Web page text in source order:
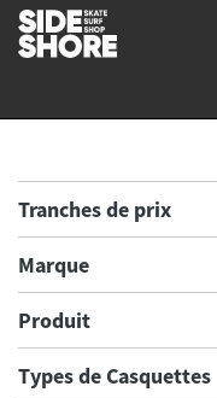
Tranches de prix
Marque
Produit
Types de Casquettes